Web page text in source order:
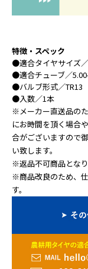
特徴・スペック
●適合タイヤサイズ
●適合チューブ／
●バルブ形式／TR13
●入数／1本
※メーカー直送品の
にお時間を頂く場合
合がございますので
い致します。
※返品不可商品とな
※商品改良のため、
す。